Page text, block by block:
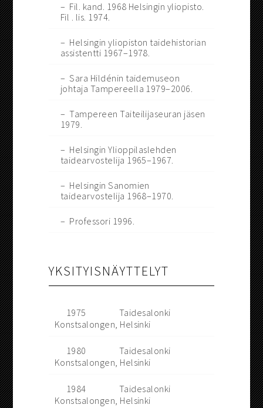
– Fil. kand. 1968 Helsingin yliopisto.
Fil . lis. 1974.
– Helsingin yliopiston taidehistorian
assistentti 1967–1978.
– Sara Hildénin taidemuseon
johtaja Tampereella 1979–2006.
– Tampereen Taiteilijaseuran jäsen
1979.
– Helsingin Ylioppilaslehden
taidearvostelija 1965–1967.
– Helsingin Sanomien
taidearvostelija 1968–1970.
– Professori 1996.
YKSITYISNÄYTTELYT
1975
Taidesalonki
Konstsalongen, Helsinki
1980
Taidesalonki
Konstsalongen, Helsinki
1984
Taidesalonki
Konstsalongen, Helsinki